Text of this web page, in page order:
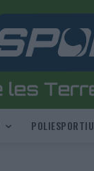
POLIESPORTIU